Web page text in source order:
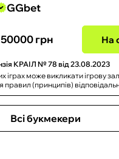
GGbet
грн На
КРАІЛ № 78 від 23.08.2023
іграх може викликати ігрову
(принципів)
Всі букмекери